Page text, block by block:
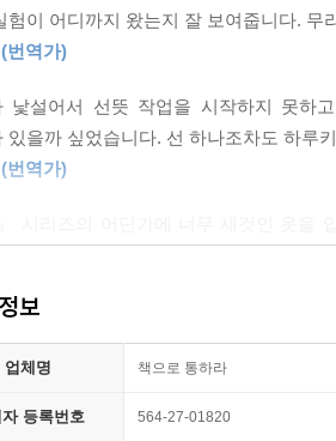
어났을 때 그는 침대에 누운 채
잠자로 변신했다는 것을 알았다.”
프카의 『변신』에서는 그레고르 잠
. 그레고르 잠자는 왜인지 텅 빈 집에서
작한다.
라졌어요. 연기처럼.
같은 아파트에 사는 시어머니를 잠시
험이 어디까지 왔는지 잘 보여줍니다.
번역가)
낯설어서 선뜻 작업을 시작하지 못하
있을까 싶었습니다. 선 하나조차도 하루
번역가)
찾을 수 있지 않을까 합니다.
번역가)
보
업체명 책으로 통하라
등록번호 564-27-01820